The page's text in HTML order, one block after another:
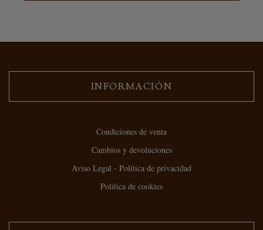
INFORMACIÓN
Condiciones de venta
Cambios y devoluciones
Aviso Legal - Política de privacidad
Política de cookies